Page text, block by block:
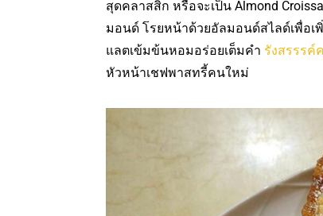
สุดคลาสสิก หรือจะเป็น Almond
มอนด์ โรยหน้าด้วยอัลมอนด์สไลด์เพื่อเ
แลตเข้มข้นหอมอร่อยเต็มคำ รังสรรรค์
หัวหน้าเชฟพาสทรี้คนใหม่